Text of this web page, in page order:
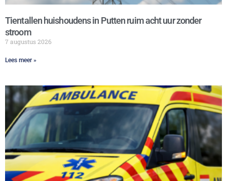
Tientallen huishoudens in Putten ruim acht uur zonder
stroom
7 augustus 2026
Lees meer »